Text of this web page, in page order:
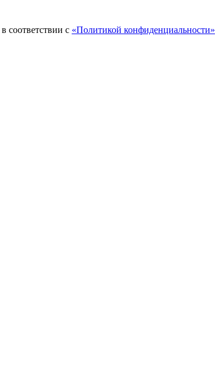
соответствии с «Политикой конфиденциальности»